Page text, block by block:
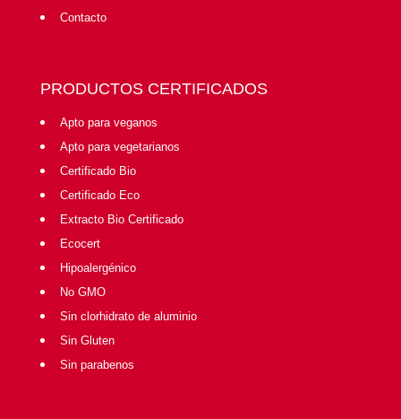
Contacto
PRODUCTOS CERTIFICADOS
Apto para veganos
Apto para vegetarianos
Certificado Bio
Certificado Eco
Extracto Bio Certificado
Ecocert
Hipoalergénico
No GMO
Sin clorhidrato de aluminio
Sin Gluten
Sin parabenos